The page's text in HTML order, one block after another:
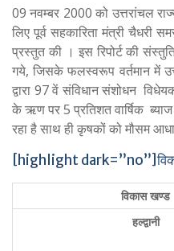
09 नवम्बर 2000 को उत्तरांचल
लिए पूर्व सहकारिता मंत्री चैधरी
प्रस्तुत की । इस रिपोर्ट की
गये, जिसके फलस्वरूप वर्तमान में
द्वारा 97 वें संविधान संशोधन
के ऋण पर 5 प्रतिशत वार्षिक
रहा है साथ ही कृषकों को मौसम
[highlight
विकास खण्ड
हल्द्वानी